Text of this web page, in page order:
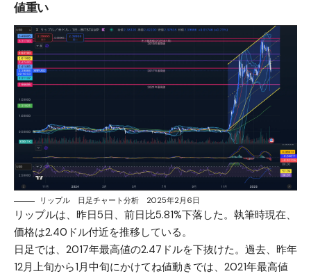
値重い
リップル 日足チャート分析 2025年2月6日
リップルは、昨日5日、前日比5.81%下落した。執筆時現在、
価格は2.40ドル付近を推移している。
日足では、2017年最高値の2.47ドルを下抜けた。過去、昨年
12月上旬から1月中旬にかけてね値動きでは、2021年最高値